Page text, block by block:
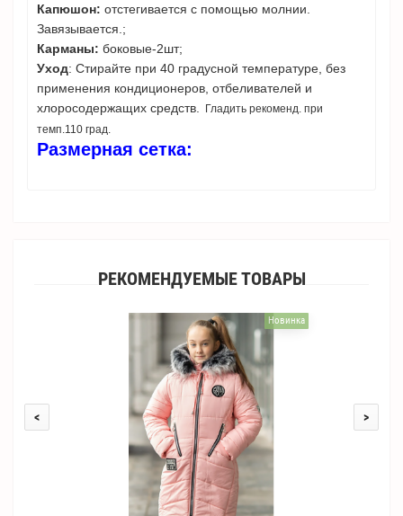
Капюшон: отстегивается с помощью молнии.
Завязывается.;
Карманы: боковые-2шт;
Уход: Стирайте при 40 градусной температуре, без
применения кондиционеров, отбеливателей и
хлоросодержащих средств.
Гладить рекоменд. при
темп.110 град.
Размерная сетка:
РЕКОМЕНДУЕМЫЕ ТОВАРЫ
Новинка
< >